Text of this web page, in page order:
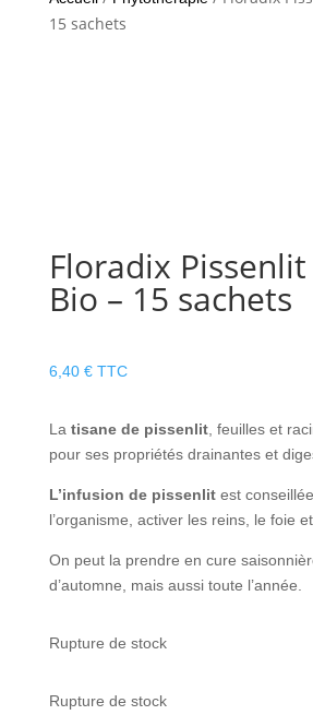
15 sachets
Floradix
Bio – 15 sachets
6,40 € TTC
La tisane de pissenlit, feuilles et
pour ses propriétés drainantes et
L’infusion de pissenlitest
l’organisme, activer les reins, le foie
On peut la prendre en cure
d’automne, mais aussi toute l’année.
Rupture de stock
Rupture de stock